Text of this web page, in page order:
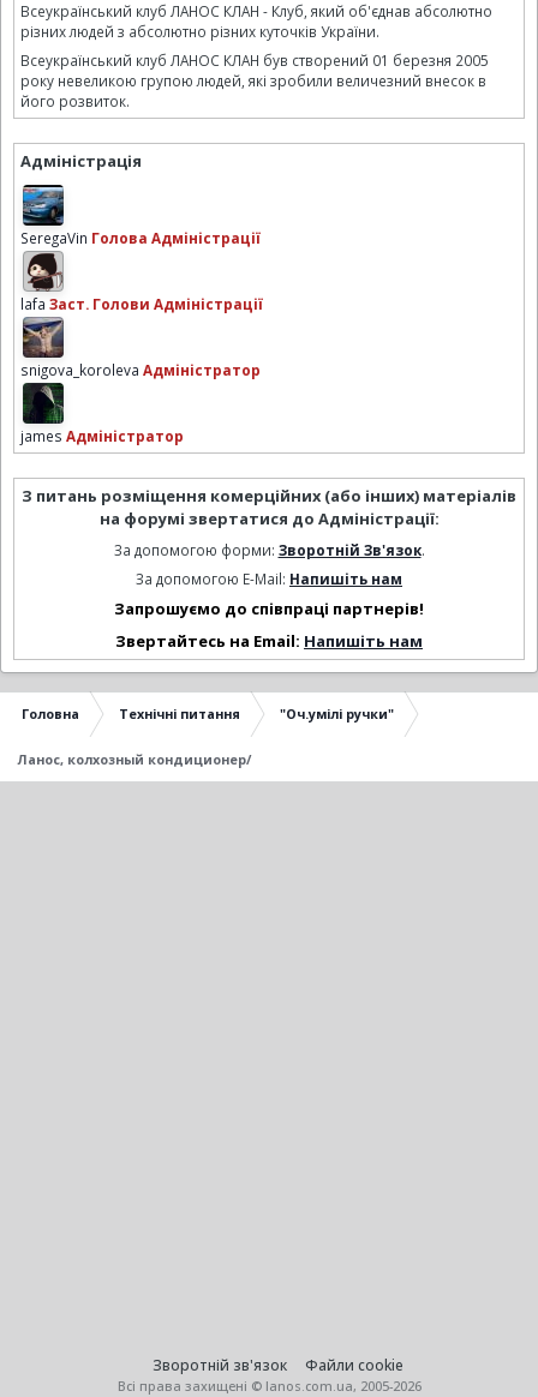
Всеукраїнський клуб ЛАНОС КЛАН - Клуб, який об'єднав абсолютно
різних людей з абсолютно різних куточків України.
Всеукраїнський клуб ЛАНОС КЛАН був створений 01 березня 2005
року невеликою групою людей, які зробили величезний внесок в
його розвиток.
Адміністрація
SeregaVin Голова Адміністрації
lafa Заст. Голови Адміністрації
snigova_koroleva Адміністратор
james Адміністратор
З питань розміщення комерційних (або інших) матеріалів
на форумі звертатися до Адміністрації:
За допомогою форми: Зворотній Зв'язок.
За допомогою E-Mail: Напишіть нам
Запрошуємо до співпраці партнерів!
Звертайтесь на Email: Напишіть нам
Головна Технічні питання "Оч.умілі ручки"
Ланос, колхозный кондиционер/
Зворотній зв'язок Файли cookie
Всі права захищені © lanos.com.ua, 2005-2026